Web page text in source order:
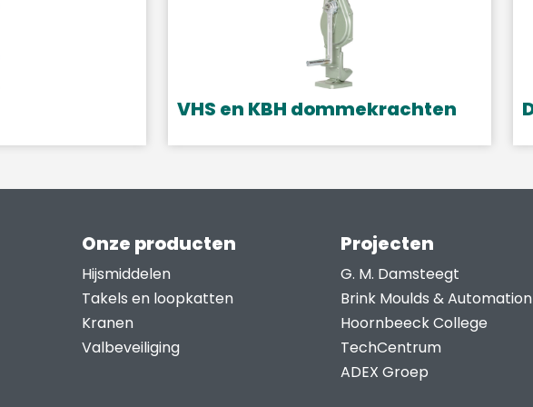
VHS en KBH dommekrachten
heeft
variaties.
kan
worden
Onze producten
Hijsmiddelen
Takels en loopkatten
Kranen
Valbeveiliging
Projecten
G. M. Damsteegt
Brink Moulds & Automation
Hoornbeeck College
TechCentrum
ADEX Groep